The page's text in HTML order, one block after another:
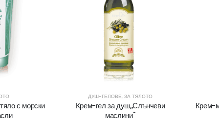
с морски
ДУШ-ГЕЛОВЕ, ЗА ТЯЛОТО
Крем-гел за душ,,Слънчеви
маслини''
Крем-